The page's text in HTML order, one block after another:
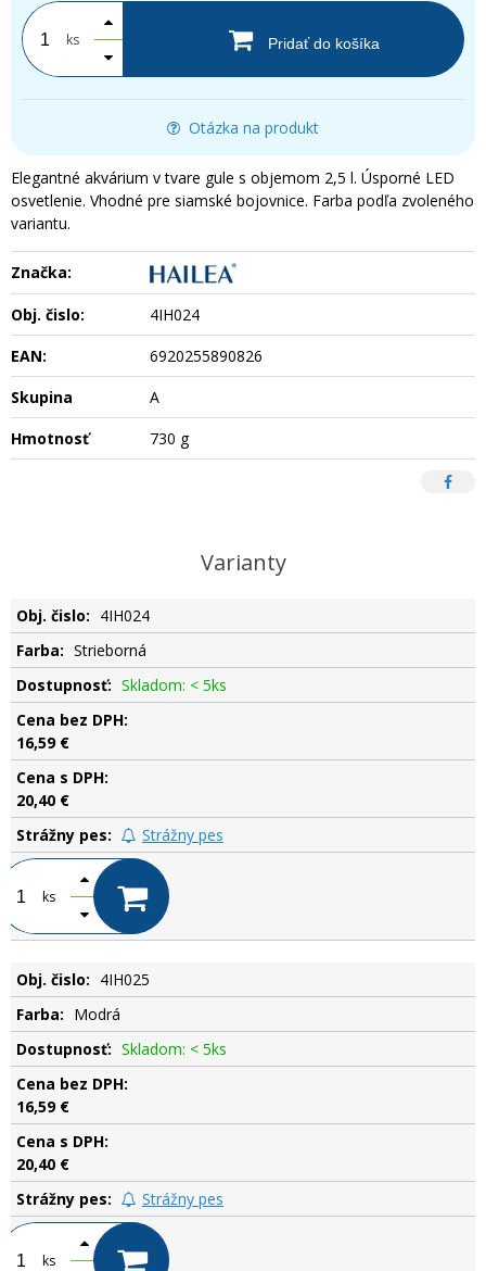
ks Pridať do košíka
Otázka na produkt
Elegantné akvárium v tvare gule s objemom 2,5 l. Úsporné LED
osvetlenie. Vhodné pre siamské bojovnice. Farba podľa zvoleného
variantu.
Značka:
Obj. čislo:
4IH024
EAN:
6920255890826
Skupina
A
Hmotnosť
730 g
Varianty
4IH024
Strieborná
Skladom: < 5ks
16,59 €
20,40 €
Strážny pes
ks
4IH025
Modrá
Skladom: < 5ks
16,59 €
20,40 €
Strážny pes
ks